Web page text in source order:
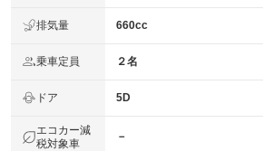
排気量 660cc
乗車定員 ２名
ドア 5D
エコカー減
税対象車
－